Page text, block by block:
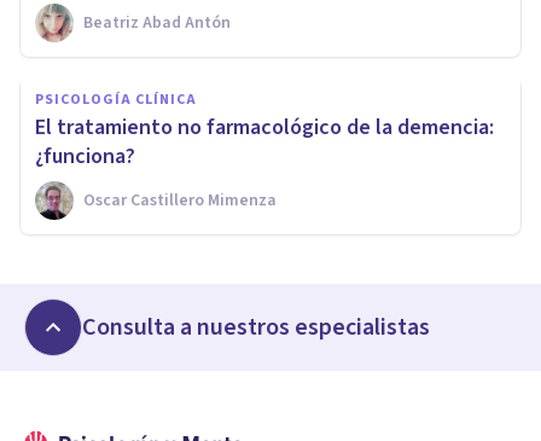
Beatriz Abad Antón
PSICOLOGÍA CLÍNICA
El tratamiento no farmacológico de la demencia:
¿funciona?
Oscar Castillero Mimenza
Consulta a nuestros especialistas